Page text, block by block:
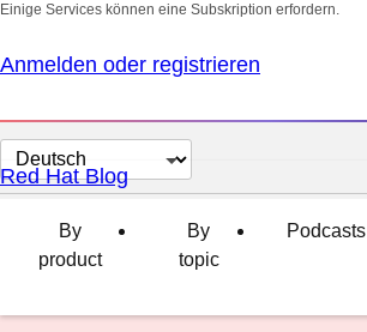
Einige Services können eine Subskription erfordern.
Anmelden oder registrieren
Sprache
auswählen
Red Hat Blog
By
product
By
topic
Podcasts